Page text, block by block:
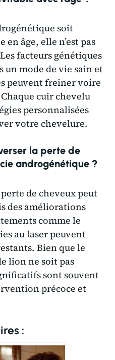
soit
en âge, elle n’est pas
facteurs génétiques
mode de vie sain et
peuvent freiner voire
cuir chevelu
personnalisées
votre chevelure.
la perte de
androgénétique ?
de cheveux peut
des améliorations
comme le
au laser peuvent
Bien que le
lion ne soit pas
sont souvent
précoce et
: